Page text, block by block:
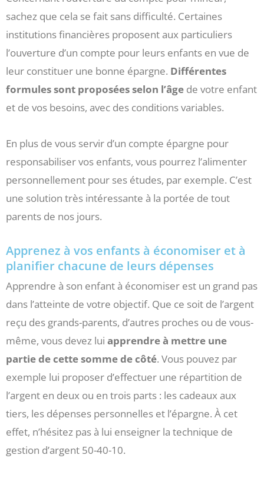
sachez que cela se fait sans difficulté. Certaines
institutions financières proposent aux particuliers
l’ouverture d’un compte pour leurs enfants en vue de
leur constituer une bonne épargne. Différentes
formules sont proposées selon l’âge de votre enfant
et de vos besoins, avec des conditions variables.
En plus de vous servir d’un compte épargne pour
responsabiliser vos enfants, vous pourrez l’alimenter
personnellement pour ses études, par exemple. C’est
une solution très intéressante à la portée de tout
parents de nos jours.
Apprenez à vos enfants à économiser et à
planifier chacune de leurs dépenses
Apprendre à son enfant à économiser est un grand pas
dans l’atteinte de votre objectif. Que ce soit de l’argent
reçu des grands-parents, d’autres proches ou de vous-
même, vous devez lui apprendre à mettre une
partie de cette somme de côté. Vous pouvez par
exemple lui proposer d’effectuer une répartition de
l’argent en deux ou en trois parts : les cadeaux aux
tiers, les dépenses personnelles et l’épargne. À cet
effet, n’hésitez pas à lui enseigner la technique de
gestion d’argent 50-40-10.